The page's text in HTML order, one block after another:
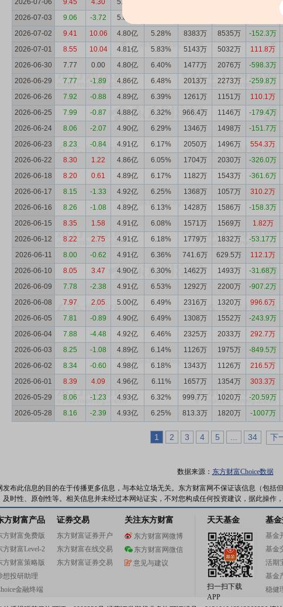
2026-07-06
9.45 4.30 5.10亿
2026-07-03
9.06 -3.72 5.08亿
2026-07-02
9.41 10.06 4.80亿 5.28% 8383万 8535万 -152.3万
2026-07-01
8.55 10.04 4.81亿 5.83% 5143万 5032万 111.8万
2026-06-30
7.77 0.00 4.80亿 6.40% 1477万 2076万 -598.3万
2026-06-29
7.77 -1.89 4.86亿 6.48% 2013万 2273万 -259.8万
2026-06-26
7.92 -0.88 4.89亿 6.39% 1261万 1151万 110.1万
2026-06-25
7.99 -0.87 4.88亿 6.32% 966.4万 1146万 -179.4万
2026-06-24
8.06 -2.07 4.90亿 6.29% 1346万 1498万 -151.7万
2026-06-23
8.23 -0.84 4.91亿 6.17% 2050万 1496万 554.3万
2026-06-22
8.30 1.22 4.86亿 6.05% 1704万 2030万 -326.0万
2026-06-18
8.20 0.61 4.89亿 6.17% 1182万 1543万 -361.6万
2026-06-17
8.15 -1.33 4.92亿 6.25% 1368万 1057万 310.2万
2026-06-16
8.26 -1.08 4.89亿 6.13% 1428万 1586万 -158.3万
2026-06-15
8.35 1.58 4.91亿 6.08% 1571万 1569万 1.82万
2026-06-12
8.22 2.75 4.91亿 6.18% 1779万 1832万 -53.17万
2026-06-11
8.00 -0.62 4.91亿 6.36% 741.6万 629.5万 112.1万
2026-06-10
8.05 3.47 4.90亿 6.30% 1462万 1493万 -31.68万
2026-06-09
7.78 -2.38 4.91亿 6.53% 1292万 2200万 -907.2万
2026-06-08
7.97 2.05 5.00亿 6.49% 2316万 1320万 996.6万
2026-06-05
7.81 -0.89 4.90亿 6.49% 1308万 1552万 -243.9万
2026-06-04
7.88 -4.48 4.92亿 6.46% 2325万 2033万 292.7万
2026-06-03
8.25 -1.08 4.89亿 6.14% 1126万 1975万 -849.5万
2026-06-02
8.34 -0.60 4.98亿 6.18% 1343万 1126万 216.5万
2026-06-01
8.39 4.09 4.96亿 6.11% 1657万 1354万 303.3万
2026-05-29
8.06 -1.23 4.93亿 6.32% 999.7万 1020万 -20.59万
2026-05-28
8.16 -2.39 4.93亿 6.25% 813.3万 1820万 -1007万
1 2 3 4 5 34 下
数据来源： 东方财富Choice数据
发布此信息的目的在于传播更多信息，与本站立场无关。东方财富网不保证该信息（包
时性、原创性等。相关信息并未经过本网站证实，不对您构成任何投资建议，据此操作，
方财富产品
方财富免费版
方财富Level-2
方财富策略版
想投研助理
金融终端
证券交易
东方财富证券开户
东方财富在线交易
东方财富证券交易
关注东方财富
东方财富网微博
东方财富网微信
意见与建议
天天基金
扫一扫下载
APP
基
基金
基金
活期
基金
稳健